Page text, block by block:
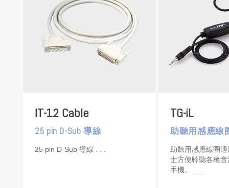
IT-12 Cable
25 pin D-Sub 導線
25 pin D-Sub 導線
TG-iL
助聽用感應線
助聽用感應線圈
士方便聆聽各種
手機。